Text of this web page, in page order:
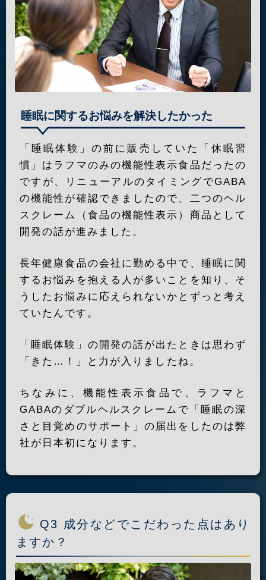
睡眠に関するお悩みを解決したかった
「睡眠体験」の前に販売していた「休眠習
慣」はラフマのみの機能性表示食品だったの
ですが、リニューアルのタイミングでGABA
の機能性が確認できましたので、二つのヘル
スクレーム（食品の機能性表示）商品として
開発の話が進みました。
長年健康食品の会社に勤める中で、睡眠に関
するお悩みを抱える人が多いことを知り、そ
うしたお悩みに応えられないかとずっと考え
ていたんです。
「睡眠体験」の開発の話が出たときは思わず
「きた…！」と力が入りましたね。
ちなみに、機能性表示食品で、ラフマと
GABAのダブルヘルスクレームで「睡眠の深
さと目覚めのサポート」の届出をしたのは弊
社が日本初になります。
Q3 成分などでこだわった点はあり
ますか？